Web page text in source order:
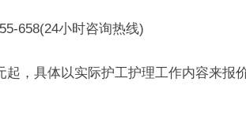
658(24小时咨询热线)
，具体以实际护工护理工作内容来报